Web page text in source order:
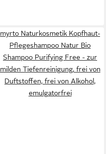
myrto Naturkosmetik Kopfhaut-
Pflegeshampoo Natur Bio
Shampoo Purifying Free - zur
milden Tiefenreinigung, frei von
Duftstoffen, frei von Alkohol,
emulgatorfrei